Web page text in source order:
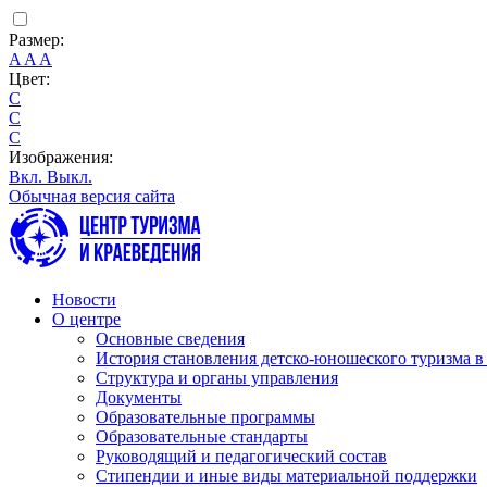
Размер:
A A A
Цвет:
C
C
C
Изображения:
Вкл. Выкл.
Обычная версия сайта
Новости
О центре
Основные сведения
История становления детско-юношеского туризма
Структура и органы управления
Документы
Образовательные программы
Образовательные стандарты
Руководящий и педагогический состав
Стипендии и иные виды материальной поддержки